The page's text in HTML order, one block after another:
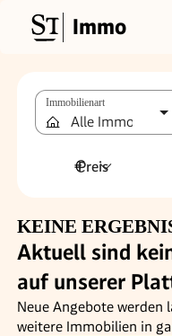
Immo
Immobilienart
Preis
KEINE
Aktuell sind
auf unserer
Neue Angebote werden
weitere Immobilien in